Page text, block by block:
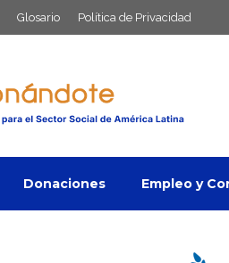
Glosario Política de Privacidad
Donaciones Empleo y